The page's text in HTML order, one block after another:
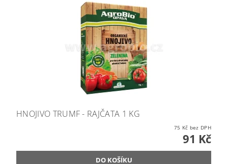
HNOJIVO TRUMF - RAJČATA 1 KG
75 Kč bez DPH
91 Kč